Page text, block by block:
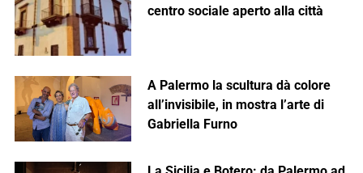
centro sociale aperto alla città
A Palermo la scultura dà colore
all’invisibile, in mostra l’arte di
Gabriella Furno